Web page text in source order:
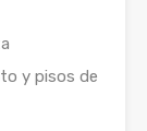
y pisos de